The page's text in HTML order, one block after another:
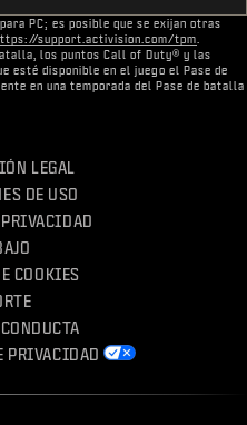
PC; es posible que se exijan otras
support.activision.com/tpm
los puntos Call of Duty® y las
esté disponible en el juego el Pase de
en una temporada del Pase de batalla
LEGAL
DE USO
COOKIES
PRIVACIDAD